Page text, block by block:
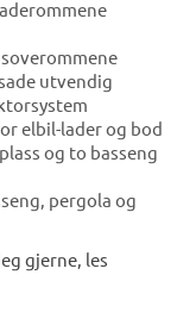
utvendig
elbil-lader og bod
og to basseng
pergola og
gjerne, les